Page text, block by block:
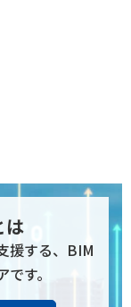
は
援する、BIM
す。